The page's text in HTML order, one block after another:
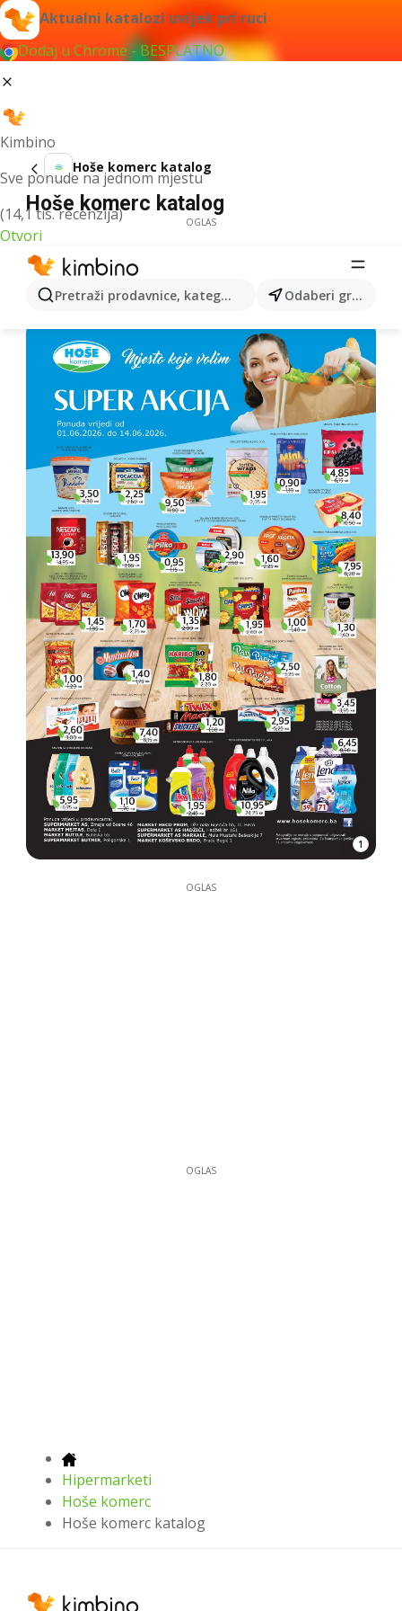
Aktualni katalozi uvijek pri ruci
Dodaj u Chrome - BESPLATNO
Kimbino
Sve ponude na jednom mjestu
(14,1 tis. recenzija)
Otvori
Pretraži prodavnice, kategorije, proizvode... Odaberi grad
Hoše komerc katalog
Hoše komerc katalog
OGLAS
1
OGLAS
OGLAS
Hipermarketi
Hoše komerc
Hoše komerc katalog